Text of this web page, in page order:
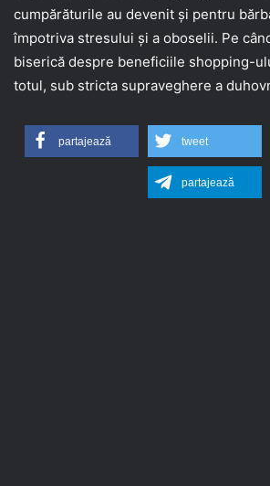
cumpărăturile au devenit și pentru
împotriva stresului și a oboselii. Pe
biserică despre beneficiile shopping-
totul, sub stricta supraveghere a
partajează tweet
partajează